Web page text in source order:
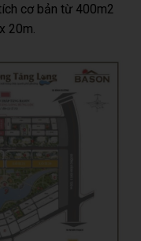
cơ bản từ 400m2
20m.